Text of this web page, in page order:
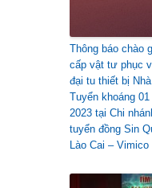
Thông báo chào
cấp vật tư phục
đại tu thiết bị
Tuyển khoáng 01
2023 tại Chi
tuyển đồng Sin
Lào Cai – Vimico